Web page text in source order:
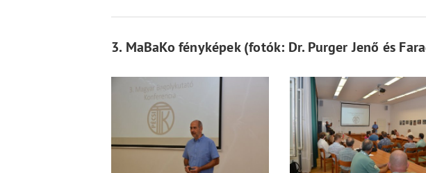
3. MaBaKo fényképek (fotók: Dr. Purger Jenő és